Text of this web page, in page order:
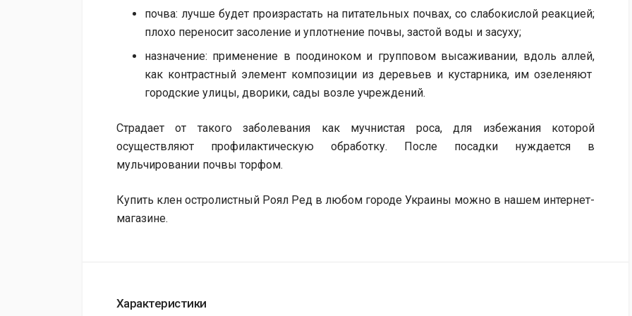
почва: лучше будет произрастать на питательных почвах, со слабокислой реакцией;
плохо переносит засоление и уплотнение почвы, застой воды и засуху;
назначение: применение в поодиноком и групповом высаживании, вдоль аллей,
как контрастный элемент композиции из деревьев и кустарника, им озеленяют
городские улицы, дворики, сады возле учреждений.
Страдает от такого заболевания как мучнистая роса, для избежания которой
осуществляют профилактическую обработку. После посадки нуждается в
мульчировании почвы торфом.
Купить клен остролистный Роял Ред в любом городе Украины можно в нашем интернет-
магазине.
Характеристики